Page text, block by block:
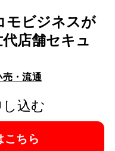
モビジネスが
店舗セキュ
売・流通
込む
こちら